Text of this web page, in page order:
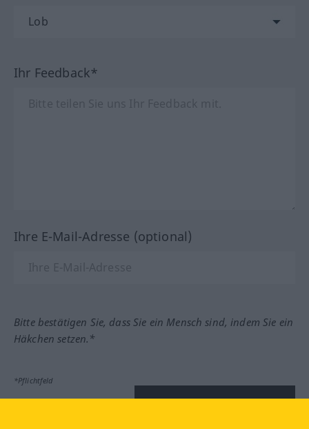
Ihr Feedback*
Ihre E-Mail-Adresse (optional)
Bitte bestätigen Sie, dass Sie ein Mensch sind, indem Sie ein
Häkchen setzen.*
*Pflichtfeld
Feedback absenden